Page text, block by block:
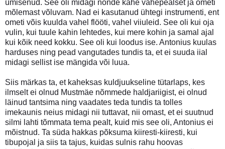
ümisenud. See oli midagi nonde kahe vahepealset ja ometi
mõlemast võluvam. Nad ei kasutanud ühtegi instrumenti, ent
ometi võis kuulda vahel flööti, vahel viiuleid. See oli kui oja
vulin, kui tuule kahin lehtedes, kui mere kohin ja samal ajal
kui kõik need kokku. See oli kui loodus ise. Antonius kuulas
harduses ning pead vangutades tundis ta, et ei suuda iial
midagi sellist ise mängida või luua.
Siis märkas ta, et kaheksas kuldjuukseline tütarlaps, kes
ilmselt ei olnud Mustmäe nõmmede haldjariigist, ei olnud
läinud tantsima ning vaadates teda tundis ta tolles
imekaunis neius midagi nii tuttavat, nii omast, et ei suutnud
silmi lahti tõmmata tema pealt, kuid mis see oli, Antonius ei
mõistnud. Ta süda hakkas põksuma kiiresti-kiiresti, kui
tibupojal ja siis ta tajus, kuidas sulnis rahu hoovas